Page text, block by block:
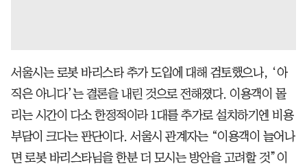
서울시는 로봇 바리스타 추가 도입에 대해 검토했으나, ‘아
직은 아니다’는 결론을 내린 것으로 전해졌다. 이용객이 몰
리는 시간이 다소 한정적이라 1대를 추가로 설치하기엔 비용
부담이 크다는 판단이다. 서울시 관계자는 “이용객이 늘어나
면 로봇 바리스타님을 한분 더 모시는 방안을 고려할 것”이